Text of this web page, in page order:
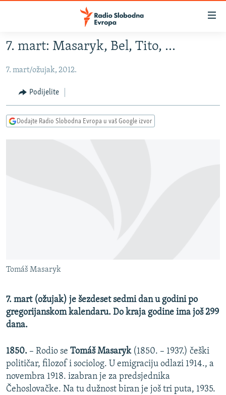
Pređite
na
glavni
Pređite
na
glavnu
navigaciju
Pređite
BOSNA I HERCEGOVINA
SRBIJA
KOSOVO
CRNA GORA
SPECIJALI RSE
GENOCID U SREBRENICI
POPLAVE I KLIZIŠTA U BIH 2024.
TV LIBERTY
POST SCRIPTUM
MOJA EVROPA
PRATITE NAS
Sve RFE/RL stranice
7. mart: Masaryk, Bel, Tito, ...
7. mart/ožujak, 2012.
Podijelite
Dodajte Radio Slobodna Evropa u vaš Google izvor
Tomáš Masaryk
7. mart (ožujak) je šezdeset sedmi dan u godini po
gregorijanskom kalendaru. Do kraja godine ima još 299
dana.
1850. – Rodio se Tomáš Masaryk (1850. – 1937.) češki
političar, filozof i sociolog. U emigraciju odlazi 1914., a
novembra 1918. izabran je za predsjednika
Čehoslovačke. Na tu dužnost biran je još tri puta, 1935.